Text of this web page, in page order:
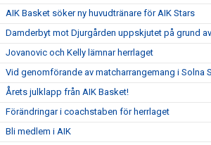
AIK Basket söker ny huvudtränare för AIK Stars
Damderbyt mot Djurgården uppskjutet på grund
Jovanovic och Kelly lämnar herrlaget
Vid genomförande av matcharrangemang i Solna
Årets julklapp från AIK Basket!
Förändringar i coachstaben för herrlaget
Bli medlem i AIK